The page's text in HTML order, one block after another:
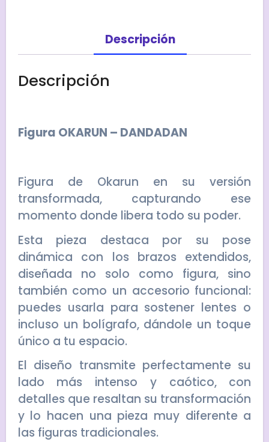
Descripción
Descripción
Figura OKARUN – DANDADAN
Figura de Okarun en su versión
transformada, capturando ese
momento donde libera todo su poder.
Esta pieza destaca por su pose
dinámica con los brazos extendidos,
diseñada no solo como figura, sino
también como un accesorio funcional:
puedes usarla para sostener lentes o
incluso un bolígrafo, dándole un toque
único a tu espacio.
El diseño transmite perfectamente su
lado más intenso y caótico, con
detalles que resaltan su transformación
y lo hacen una pieza muy diferente a
las figuras tradicionales.